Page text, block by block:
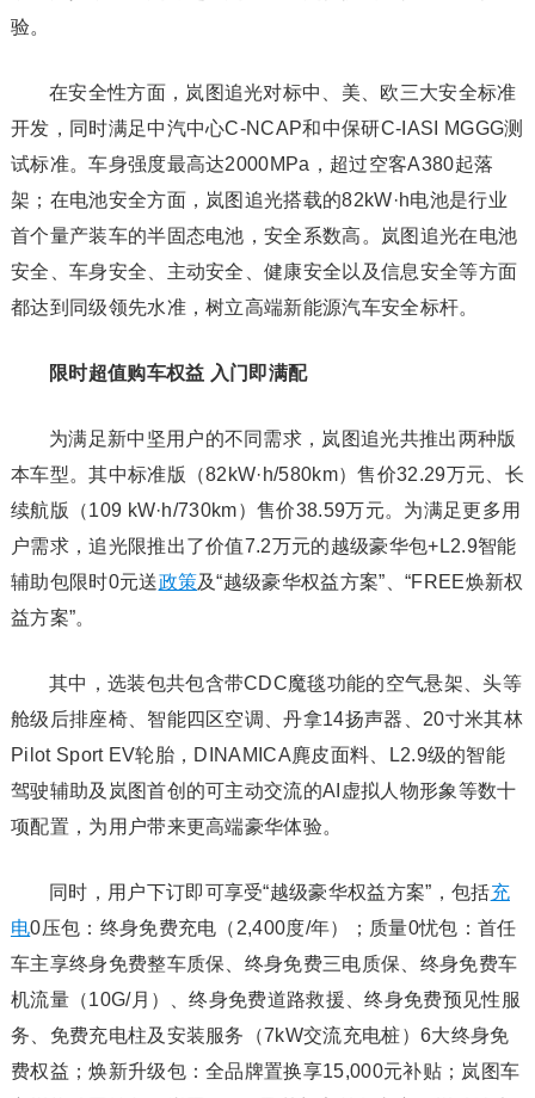
验。
在安全性方面，岚图追光对标中、美、欧三大安全标准
开发，同时满足中汽中心C-NCAP和中保研C-IASI MGGG测
试标准。车身强度最高达2000MPa，超过空客A380起落
架；在电池安全方面，岚图追光搭载的82kW·h电池是行业
首个量产装车的半固态电池，安全系数高。岚图追光在电池
安全、车身安全、主动安全、健康安全以及信息安全等方面
都达到同级领先水准，树立高端新能源汽车安全标杆。
限时超值购车权益 入门即满配
为满足新中坚用户的不同需求，岚图追光共推出两种版
本车型。其中标准版（82kW·h/580km）售价32.29万元、长
续航版（109 kW·h/730km）售价38.59万元。为满足更多用
户需求，追光限推出了价值7.2万元的越级豪华包+L2.9智能
辅助包限时0元送政策及“越级豪华权益方案”、“FREE焕新权
益方案”。
其中，选装包共包含带CDC魔毯功能的空气悬架、头等
舱级后排座椅、智能四区空调、丹拿14扬声器、20寸米其林
Pilot Sport EV轮胎，DINAMICA麂皮面料、L2.9级的智能
驾驶辅助及岚图首创的可主动交流的AI虚拟人物形象等数十
项配置，为用户带来更高端豪华体验。
同时，用户下订即可享受“越级豪华权益方案”，包括充
电0压包：终身免费充电（2,400度/年）；质量0忧包：首任
车主享终身免费整车质保、终身免费三电质保、终身免费车
机流量（10G/月）、终身免费道路救援、终身免费预见性服
务、免费充电柱及安装服务（7kW交流充电桩）6大终身免
费权益；焕新升级包：全品牌置换享15,000元补贴；岚图车